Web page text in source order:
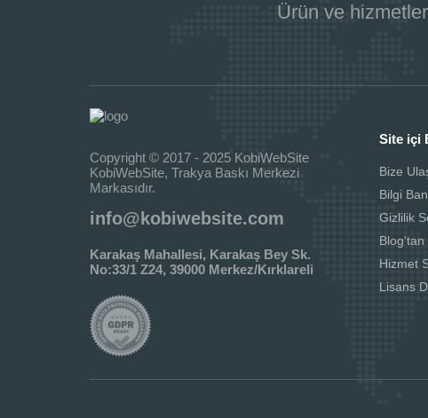
Ürün ve
Copyright © 2017 - 2025 KobiWebSite
KobiWebSite, Trakya Baskı Merkezi
Markasıdır.
info@kobiwebsite.com
Karakaş Mahallesi, Karakaş Bey Sk.
No:33/1 Z24, 39000 Merkez/Kırklareli
Site içi
Bize
Bilgi
Gizlilik
Blog'tan
Hizmet
Lisans